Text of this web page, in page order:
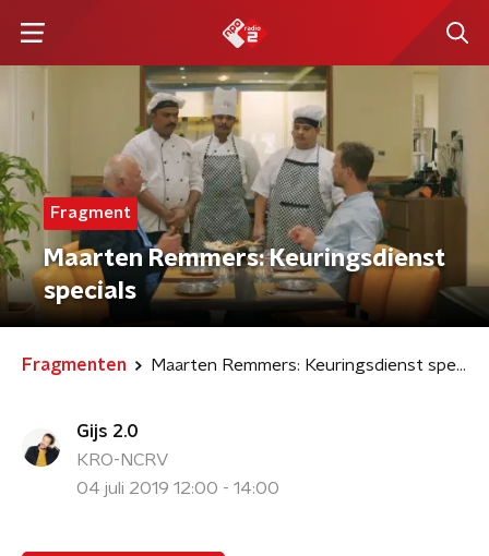
Fragment
Maarten Remmers: Keuringsdienst
specials
Fragmenten Maarten Remmers: Keuringsdienst specials
Gijs 2.0
KRO-NCRV
04 juli 2019 12:00 - 14:00